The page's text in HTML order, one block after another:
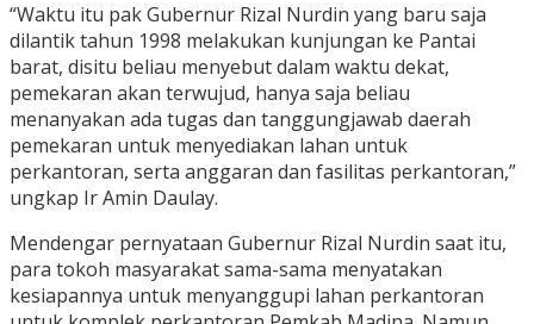
“Waktu itu pak Gubernur Rizal Nurdin yang baru saja
dilantik tahun 1998 melakukan kunjungan ke Pantai
barat, disitu beliau menyebut dalam waktu dekat,
pemekaran akan terwujud, hanya saja beliau
menanyakan ada tugas dan tanggungjawab daerah
pemekaran untuk menyediakan lahan untuk
perkantoran, serta anggaran dan fasilitas perkantoran,”
ungkap Ir Amin Daulay.
Mendengar pernyataan Gubernur Rizal Nurdin saat itu,
para tokoh masyarakat sama-sama menyatakan
kesiapannya untuk menyanggupi lahan perkantoran